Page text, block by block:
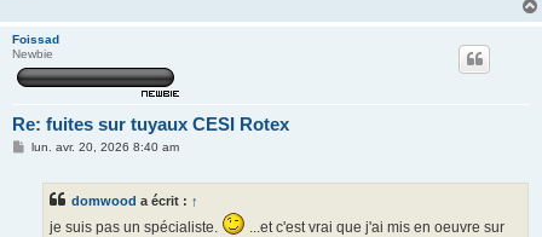
Foissad
Newbie
Re: fuites sur tuyaux CESI Rotex
Mlun. avr. 20, 2026 8:40 am
domwood a écrit : ↑
je suis pas un spécialiste.
...et c'est vrai que j'ai mis en oeuvre sur